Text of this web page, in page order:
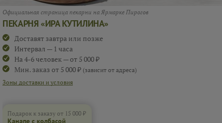
КАНАПЕ С КОЛБАСОЙ ЧОРИЗО И ОЛИВКОЙ 10 ШТ
ПРИ ЗАКАЗЕ ОТ 15 000 ₽
KANAPE10
Подарок к заказу от 15 000 ₽
Канапе с колбасой